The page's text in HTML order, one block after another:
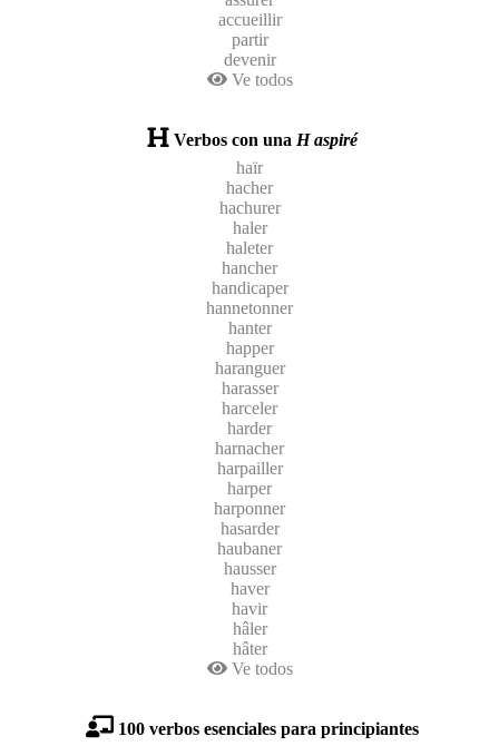
accueillir
partir
devenir
Ve todos
Verbos con una H aspiré
haïr
hacher
hachurer
haler
haleter
hancher
handicaper
hannetonner
hanter
happer
haranguer
harasser
harceler
harder
harnacher
harpailler
harper
harponner
hasarder
haubaner
hausser
haver
havir
hâler
hâter
Ve todos
100 verbos esenciales para principiantes